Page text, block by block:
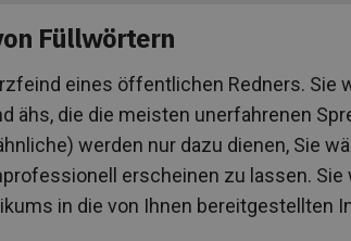
Füllwörtern
eines öffentlichen Redners. Sie
ähs, die die meisten unerfahrenen
werden nur dazu dienen, Sie
erscheinen zu lassen. Sie
in die von Ihnen bereitgestellten